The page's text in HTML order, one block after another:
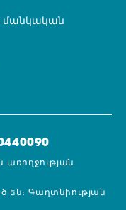
մանկական
առողջության
են։Գաղտնիության